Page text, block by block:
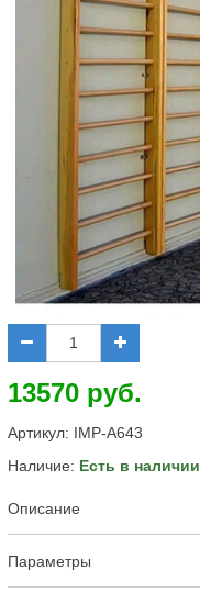
13570 руб.
Артикул: IMP-A643
Наличие: Есть в наличии
Описание
Параметры